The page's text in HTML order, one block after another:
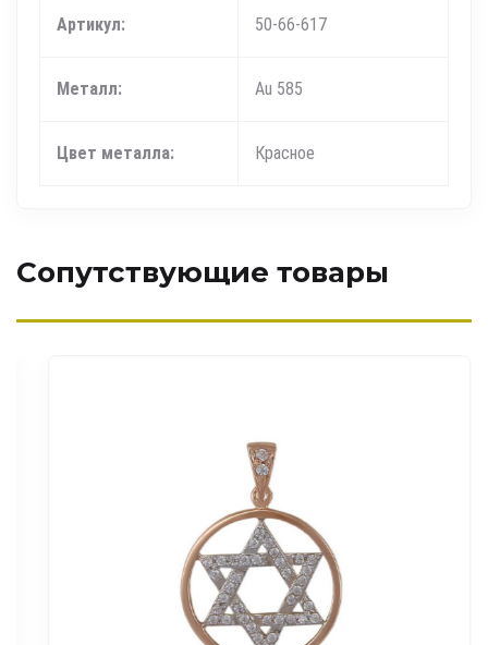
Артикул: 50-66-617
Металл: Au 585
Цвет металла: Красное
Сопутствующие товары